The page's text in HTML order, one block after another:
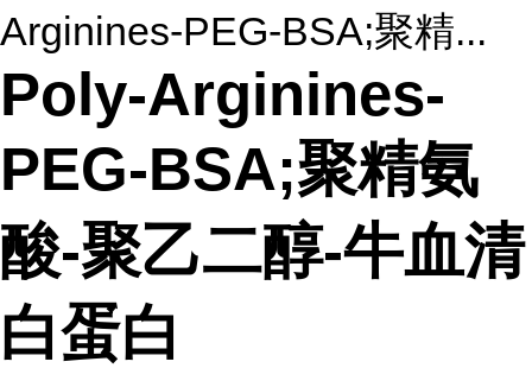
Arginines-PEG-BSA;聚精...
Poly-Arginines-
PEG-BSA;聚精氨
酸-聚乙二醇-牛血清
白蛋白